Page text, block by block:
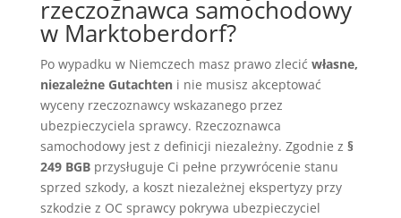
rzeczoznawca samochodowy
w Marktoberdorf?
Po wypadku w Niemczech masz prawo zlecić własne,
niezależne Gutachteni nie musisz akceptować
wyceny rzeczoznawcy wskazanego przez
ubezpieczyciela sprawcy. Rzeczoznawca
samochodowy jest z definicji niezależny. Zgodnie z §
249 BGBprzysługuje Ci pełne przywrócenie stanu
sprzed szkody, a koszt niezależnej ekspertyzy przy
szkodzie z OC sprawcy pokrywa ubezpieczyciel